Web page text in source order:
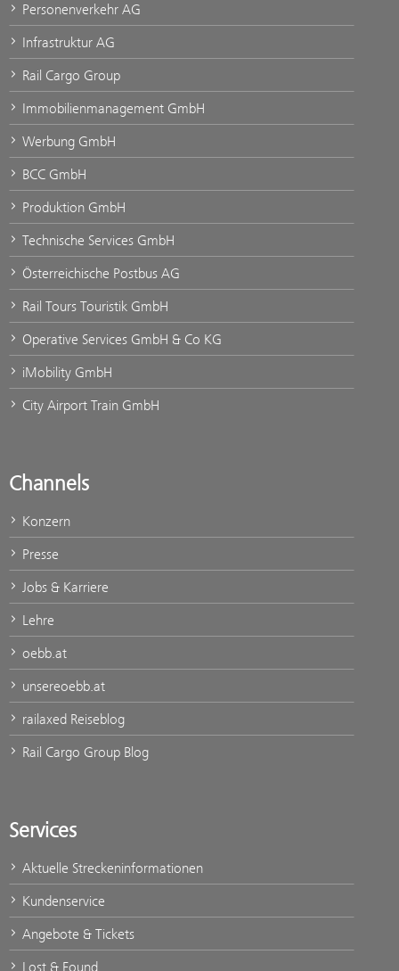
Personenverkehr AG
Infrastruktur AG
Rail Cargo Group
Immobilienmanagement GmbH
Werbung GmbH
BCC GmbH
Produktion GmbH
Technische Services GmbH
Österreichische Postbus AG
Rail Tours Touristik GmbH
Operative Services GmbH & Co KG
iMobility GmbH
City Airport Train GmbH
Channels
Konzern
Presse
Jobs & Karriere
Lehre
oebb.at
unsereoebb.at
railaxed Reiseblog
Rail Cargo Group Blog
Services
Aktuelle Streckeninformationen
Kundenservice
Angebote & Tickets
Lost & Found